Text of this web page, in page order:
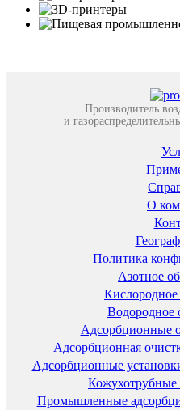
Производитель
и
О
Политика
Азотное
Кислородное
Водородное
Адсорбционные
Адсорбционная
Адсорбционные
Кожухотрубные
Промышленные